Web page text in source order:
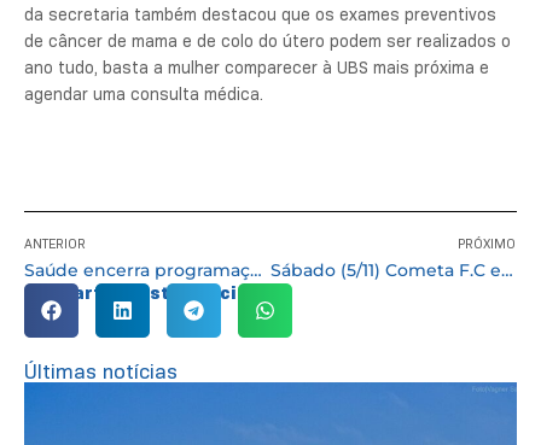
da secretaria também destacou que os exames preventivos
de câncer de mama e de colo do útero podem ser realizados o
ano tudo, basta a mulher comparecer à UBS mais próxima e
agendar uma consulta médica.
ANTERIOR
Saúde encerra programação do “Outubro Rosa” com palestras e homenagens ao servidor público
PRÓXIMO
Sábado (5/11) Cometa F.C e Lageado F.C jogam pelo título da 2ª divisão do campeonato de futebol
Compartilhe esta notícia:
Últimas notícias